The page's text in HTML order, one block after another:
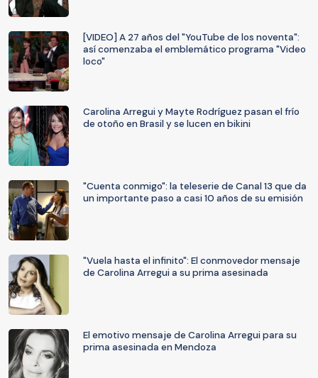
[VIDEO] A 27 años del "YouTube de los noventa":
así comenzaba el emblemático programa "Video
loco"
Carolina Arregui y Mayte Rodríguez pasan el frío
de otoño en Brasil y se lucen en bikini
"Cuenta conmigo": la teleserie de Canal 13 que da
un importante paso a casi 10 años de su emisión
"Vuela hasta el infinito": El conmovedor mensaje
de Carolina Arregui a su prima asesinada
El emotivo mensaje de Carolina Arregui para su
prima asesinada en Mendoza